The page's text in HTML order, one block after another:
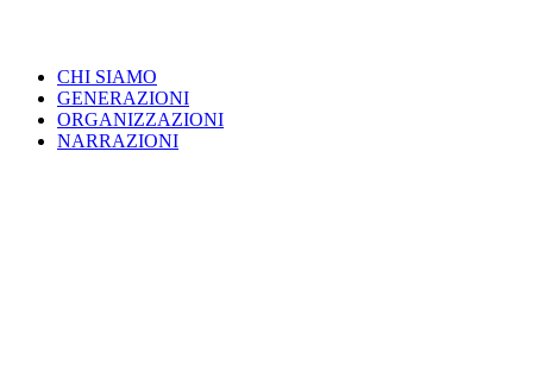
CHI SIAMO
GENERAZIONI
ORGANIZZAZIONI
NARRAZIONI